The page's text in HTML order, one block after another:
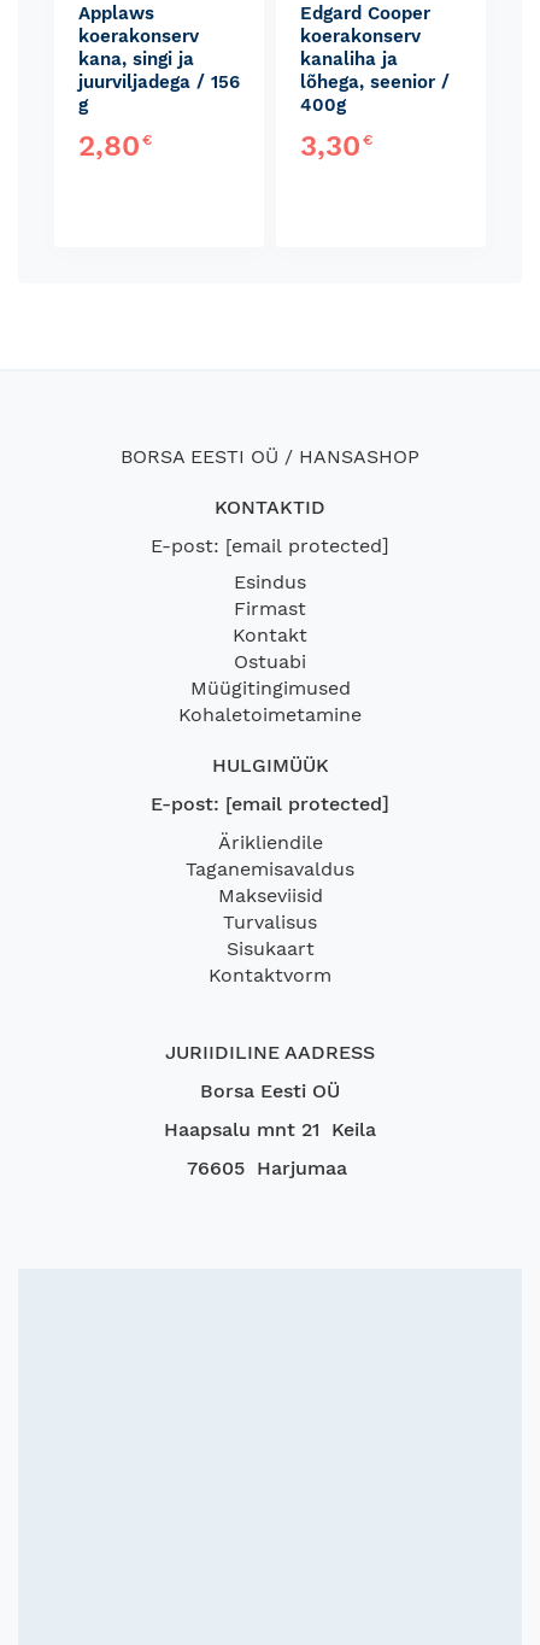
Applaws
koerakonserv
kana, singi ja
juurviljadega / 156
g
2,80€
Edgard Cooper
koerakonserv
kanaliha ja
lõhega, seenior /
400g
3,30€
BORSA EESTI OÜ / HANSASHOP
KONTAKTID
E-post: [email protected]
Esindus
Firmast
Kontakt
Ostuabi
Müügitingimused
Kohaletoimetamine
HULGIMÜÜK
E-post: [email protected]
Ärikliendile
Taganemisavaldus
Makseviisid
Turvalisus
Sisukaart
Kontaktvorm
JURIIDILINE AADRESS
Borsa Eesti OÜ
Haapsalu mnt 21 Keila
76605 Harjumaa